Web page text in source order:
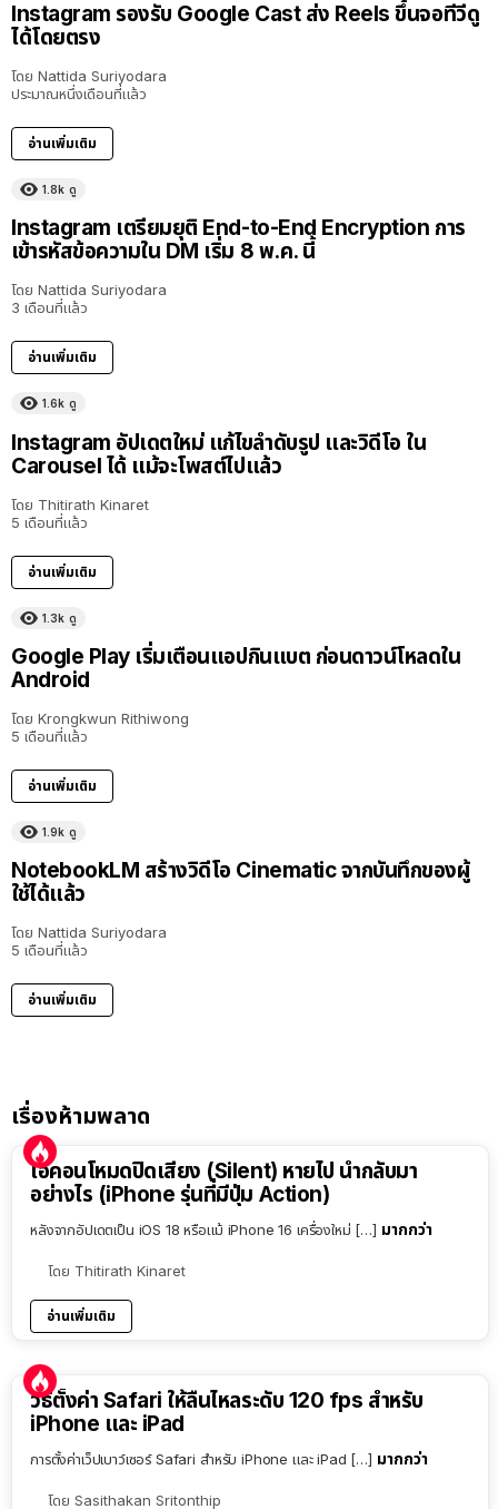
Instagram รองรับ Google Cast ส่ง Reels ขึ้นจอทีวีดู
ได้โดยตรง
โดย Nattida Suriyodara
ประมาณหนึ่งเดือนที่แล้ว
อ่านเพิ่มเติม
1.8k ดู
Instagram เตรียมยุติ End-to-End Encryption การ
เข้ารหัสข้อความใน DM เริ่ม 8 พ.ค. นี้
โดย Nattida Suriyodara
3 เดือนที่แล้ว
อ่านเพิ่มเติม
1.6k ดู
Instagram อัปเดตใหม่ แก้ไขลำดับรูป และวิดีโอ ใน
Carousel ได้ แม้จะโพสต์ไปแล้ว
โดย Thitirath Kinaret
5 เดือนที่แล้ว
อ่านเพิ่มเติม
1.3k ดู
Google Play เริ่มเตือนแอปกินแบต ก่อนดาวน์โหลดใน
Android
โดย Krongkwun Rithiwong
5 เดือนที่แล้ว
อ่านเพิ่มเติม
1.9k ดู
NotebookLM สร้างวิดีโอ Cinematic จากบันทึกของผู้
ใช้ได้แล้ว
โดย Nattida Suriyodara
5 เดือนที่แล้ว
อ่านเพิ่มเติม
เรื่องห้ามพลาด
ไอคอนโหมดปิดเสียง (Silent) หายไป นำกลับมา
อย่างไร (iPhone รุ่นที่มีปุ่ม Action)
หลังจากอัปเดตเป็น iOS 18 หรือแม้ iPhone 16 เครื่องใหม่ […] มากกว่า
โดย Thitirath Kinaret
อ่านเพิ่มเติม
วิธีตั้งค่า Safari ให้ลื่นไหลระดับ 120 fps สำหรับ
iPhone และ iPad
การตั้งค่าเว็ปเบาว์เซอร์ Safari สำหรับ iPhone และ iPad […] มากกว่า
โดย Sasithakan Sritonthip